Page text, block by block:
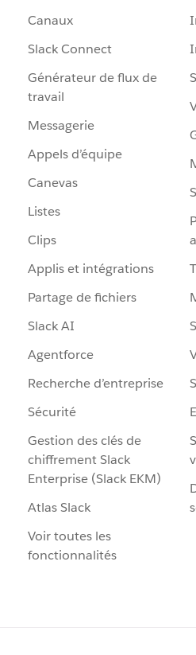
Canaux
Slack Connect
Générateur de flux de
travail
Messagerie
Appels d’équipe
Canevas
Listes
Clips
Applis et intégrations
Partage de fichiers
Slack AI
Agentforce
Recherche d’entreprise
Sécurité
Gestion des clés de
chiffrement Slack
Enterprise (Slack EKM)
Atlas Slack
Voir toutes les
fonctionnalités